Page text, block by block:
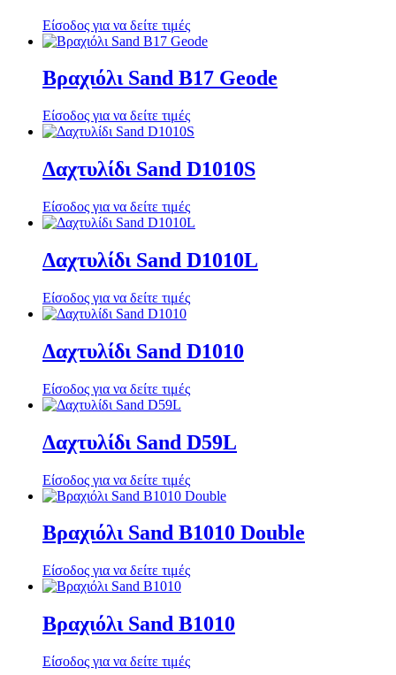
Είσοδος για να δείτε τιμές
Βραχιόλι Sand B17 Geode
Είσοδος για να δείτε τιμές
Δαχτυλίδι Sand D1010S
Είσοδος για να δείτε τιμές
Δαχτυλίδι Sand D1010L
Είσοδος για να δείτε τιμές
Δαχτυλίδι Sand D1010
Είσοδος για να δείτε τιμές
Δαχτυλίδι Sand D59L
Είσοδος για να δείτε τιμές
Βραχιόλι Sand B1010 Double
Είσοδος για να δείτε τιμές
Βραχιόλι Sand B1010
Είσοδος για να δείτε τιμές